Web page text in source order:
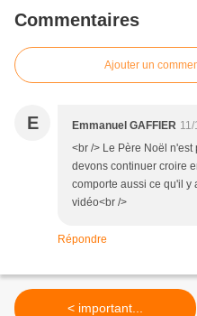
Commentaires
Ajouter un
E Emmanuel GAFFIER
<br /> Le Père Noël
devons continuer croire
comporte aussi ce qu'il y
vidéo<br />
Répondre
< important...